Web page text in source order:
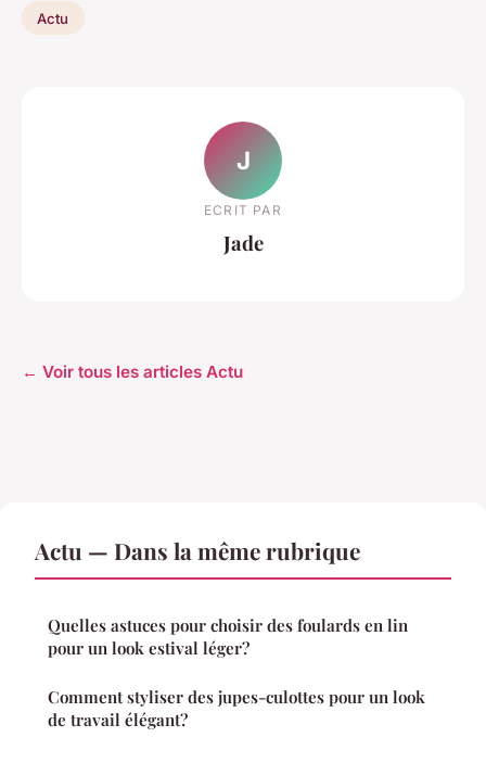
Actu
J
ECRIT PAR
Jade
← Voir tous les articles Actu
Actu — Dans la même rubrique
Quelles astuces pour choisir des foulards en lin
pour un look estival léger?
Comment styliser des jupes-culottes pour un look
de travail élégant?